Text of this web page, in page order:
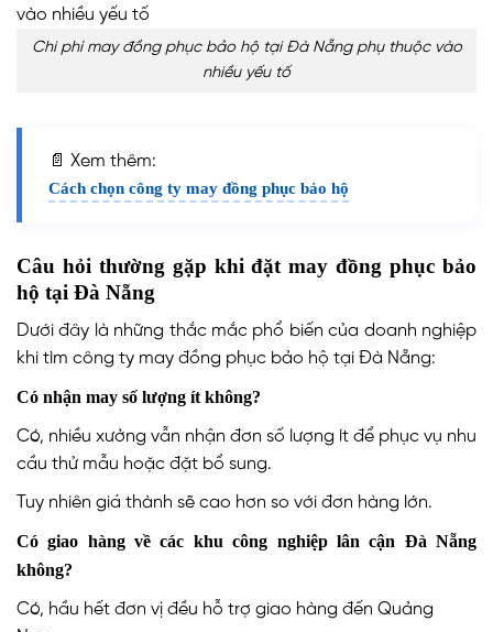
Chi phí may đồng phục bảo hộ tại Đà Nẵng phụ thuộc vào
nhiều yếu tố
📄 Xem thêm:
Cách chọn công ty may đồng phục bảo hộ
Câu hỏi thường gặp khi đặt may đồng phục bảo
hộ tại Đà Nẵng
Dưới đây là những thắc mắc phổ biến của doanh nghiệp
khi tìm công ty may đồng phục bảo hộ tại Đà Nẵng:
Có nhận may số lượng ít không?
Có, nhiều xưởng vẫn nhận đơn số lượng ít để phục vụ nhu
cầu thử mẫu hoặc đặt bổ sung.
Tuy nhiên giá thành sẽ cao hơn so với đơn hàng lớn.
Có giao hàng về các khu công nghiệp lân cận Đà Nẵng
không?
Có, hầu hết đơn vị đều hỗ trợ giao hàng đến Quảng